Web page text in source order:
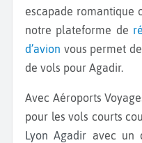
escapade romantique
notre plateforme de
d’avion vous permet
de vols pour Agadir.
Avec Aéroports Voyages, accédez aux meilleurs prix
pour les vols courts
Lyon Agadir avec un